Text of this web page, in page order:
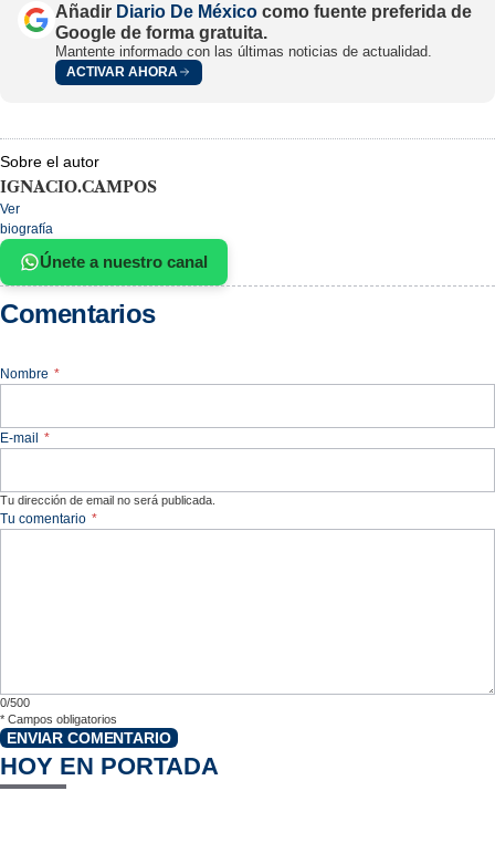
Añadir Diario De México como fuente preferida de
Google de forma gratuita.
Mantente informado con las últimas noticias de actualidad.
ACTIVAR AHORA
Sobre el autor
IGNACIO.CAMPOS
Ver
biografía
Únete a nuestro canal
Comentarios
Nombre *
E-mail *
Tu dirección de email no será publicada.
Tu comentario *
0/500
* Campos obligatorios
ENVIAR COMENTARIO
HOY EN PORTADA